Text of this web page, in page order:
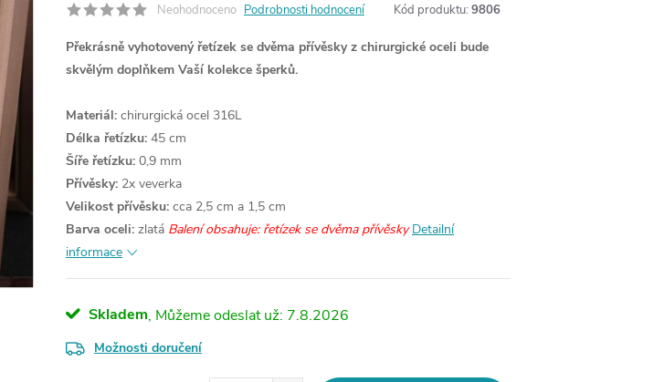
Neohodnoceno Podrobnosti hodnocení Kód produktu: 9806
Překrásně vyhotovený řetízek se dvěma přívěsky z chirurgické oceli bude
skvělým doplňkem Vaší kolekce šperků.
Materiál: chirurgická ocel 316L
Délka řetízku: 45 cm
Šíře řetízku: 0,9 mm
Přívěsky: 2x veverka
Velikost přívěsku: cca 2,5 cm a 1,5 cm
Barva oceli: zlatá Balení obsahuje: řetízek se dvěma přívěsky Detailní
informace
Skladem 7.8.2026
Možnosti doručení